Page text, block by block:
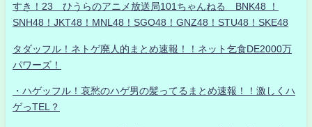
すき！23 ひうらのアニメ放送局101ちゃんねる BNK48 ！
SNH48！JKT48！MNL48！SGO48！GNZ48！STU48！SKE48
タダッフル！ネトゲ廃人的まとめ速報！！ネット乞食DE2000万
パワーズ！
・ハゲッフル！哀愁のハゲ男の髪ってるまとめ速報！！激しくハ
ゲっTEL？